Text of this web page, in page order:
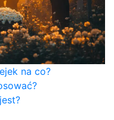
na co?